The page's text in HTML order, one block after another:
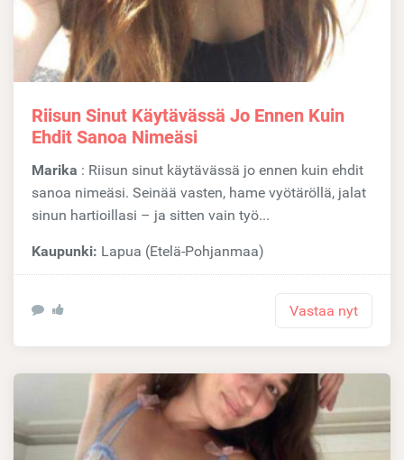
Riisun Sinut Käytävässä Jo Ennen Kuin
Ehdit Sanoa Nimeäsi
Marika : Riisun sinut käytävässä jo ennen kuin ehdit
sanoa nimeäsi. Seinää vasten, hame vyötäröllä, jalat
sinun hartioillasi – ja sitten vain työ...
Kaupunki: Lapua (Etelä-Pohjanmaa)
Vastaa nyt